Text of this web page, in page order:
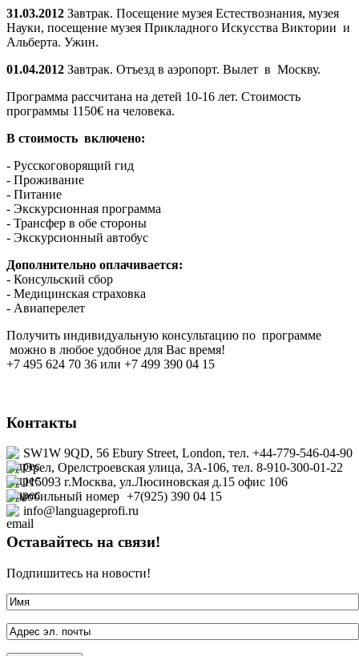
31.03.2012 Завтрак. Посещение музея Естествознания, музея
Науки, посещение музея Прикладного Искусства Виктории и
Альберта. Ужин.
01.04.2012 Завтрак. Отъезд в аэропорт. Вылет в Москву.
Программа рассчитана на детей 10-16 лет. Стоимость
программы 1150€ на человека.
В стоимость включено:
- Русскоговорящий гид
- Проживание
- Питание
- Экскурсионная программа
- Трансфер в обе стороны
- Экскурсионный автобус
Дополнительно оплачивается:
- Консульский сбор
- Медицинская страховка
- Авиаперелет
Получить индивидуальную консультацию по программе
можно в любое удобное для Вас время!
+7 495 624 70 36 или +7 499 390 04 15
Контакты
SW1W 9QD, 56 Ebury Street, London, тел. +44-779-546-04-90
Орел, Орелстроевская улица, 3А-106, тел. 8-910-300-01-22
115093 г.Москва, ул.Люсиновская д.15 офис 106
+7(925) 390 04 15
info@languageprofi.ru
Оставайтесь на связи!
Подпишитесь на новости!